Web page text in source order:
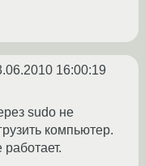
16:00:19
sudo не
компьютер.